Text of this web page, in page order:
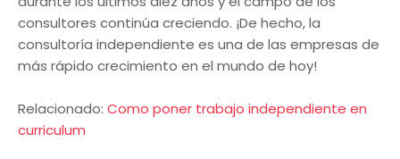
consultores continúa creciendo. ¡De hecho, la
consultoría independiente es una de las empresas de
más rápido crecimiento en el mundo de hoy!
Relacionado: Como poner trabajo independiente en
curriculum